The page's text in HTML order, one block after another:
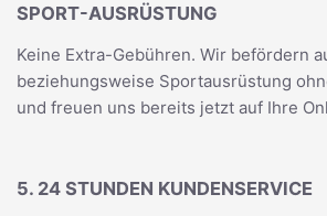
SPORT-AUSRÜSTUNG
Keine Extra-Gebühren. Wir befördern
beziehungsweise Sportausrüstung
und freuen uns bereits jetzt auf Ihre
5. 24 STUNDEN KUNDENSERVICE